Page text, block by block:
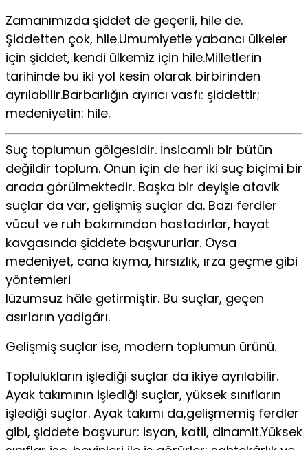
Zamanımızda şiddet de geçerli, hile de.
Şiddetten çok, hile.Umumiyetle yabancı ülkeler
için şiddet, kendi ülkemiz için hile.Milletlerin
tarihinde bu iki yol kesin olarak birbirinden
ayrılabilir.Barbarlığın ayırıcı vasfı: şiddettir;
medeniyetin: hile.
Suç toplumun gölgesidir. İnsicamlı bir bütün
değildir toplum. Onun için de her iki suç biçimi bir
arada görülmektedir. Başka bir deyişle atavik
suçlar da var, gelişmiş suçlar da. Bazı ferdler
vücut ve ruh bakımından hastadırlar, hayat
kavgasında şiddete başvururlar. Oysa
medeniyet, cana kıyma, hırsızlık, ırza geçme gibi
yöntemleri
lüzumsuz hâle getirmiştir. Bu suçlar, geçen
asırların yadigârı.
Gelişmiş suçlar ise, modern toplumun ürünü.
Toplulukların işlediği suçlar da ikiye ayrılabilir.
Ayak takımının işlediği suçlar, yüksek sınıfların
işlediği suçlar. Ayak takımı da,gelişmemiş ferdler
gibi, şiddete başvurur: isyan, katil, dinamit.Yüksek